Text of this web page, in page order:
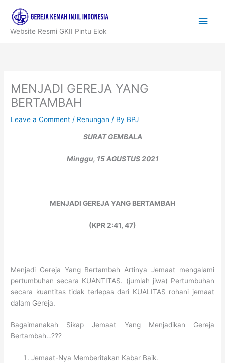
content
Website Resmi GKII Pintu Elok
Main
MENJADI GEREJA YANG
BERTAMBAH
Leave a Comment / Renungan / By BPJ
SURAT GEMBALA
Minggu, 15 AGUSTUS 2021
MENJADI GEREJA YANG BERTAMBAH
(KPR 2:41, 47)
Menjadi Gereja Yang Bertambah Artinya Jemaat mengalami
pertumbuhan secara KUANTITAS. (jumlah jiwa) Pertumbuhan
secara kuantitas tidak terlepas dari KUALITAS rohani jemaat
dalam Gereja.
Bagaimanakah Sikap Jemaat Yang Menjadikan Gereja
Bertambah…???
Jemaat-Nya Memberitakan Kabar Baik.